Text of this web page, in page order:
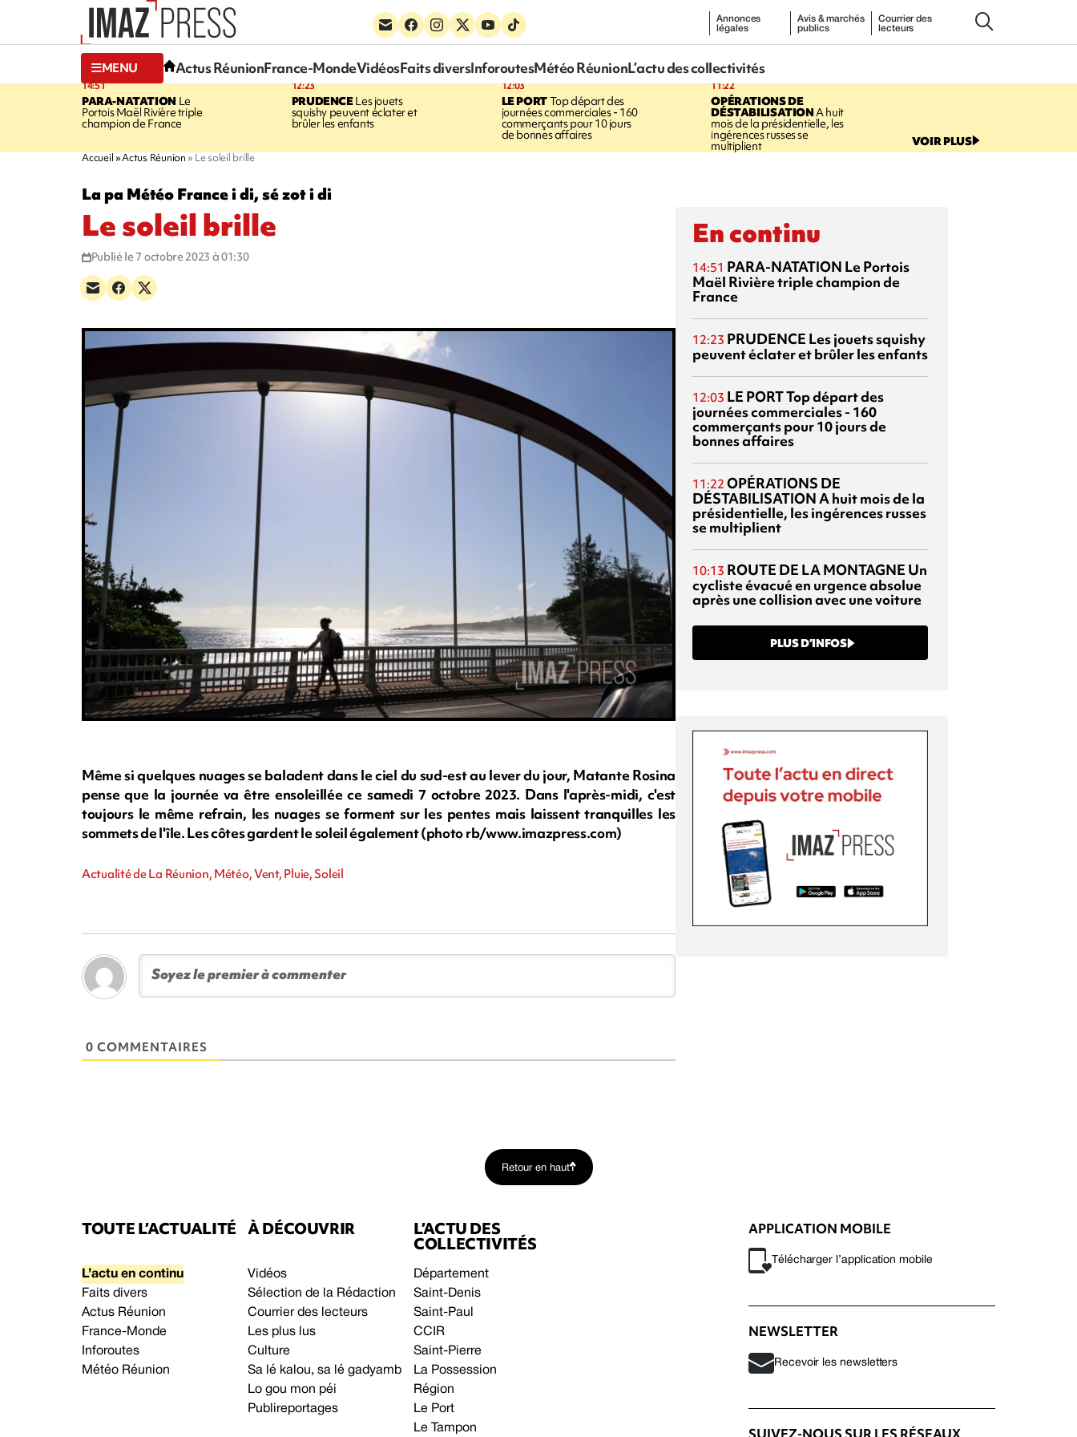
Annonces
légales
Avis & marchés
publics
Courrier des
lecteurs
MENU Actus RéunionFrance-MondeVidéosFaits diversInforoutesMétéo RéunionL’actu des collectivités
14:51
PARA-NATATIONLe
Portois Maël Rivière triple
champion de France
12:23
PRUDENCELes jouets
squishy peuvent éclater et
brûler les enfants
12:03
LE PORTTop départ des
journées commerciales - 160
commerçants pour 10 jours
de bonnes affaires
11:22
OPÉRATIONS DE
DÉSTABILISATIONA huit
mois de la présidentielle, les
ingérences russes se
multiplient VOIR PLUS
Accueil Actus Réunion Le soleil brille
La pa Météo France i di, sé zot i di
Le soleil brille
Publié le 7 octobre 2023 à 01:30
Même si quelques nuages se baladent dans le ciel du sud-est au lever du jour, Matante Rosina
pense que la journée va être ensoleillée ce samedi 7 octobre 2023. Dans l'après-midi, c'est
toujours le même refrain, les nuages se forment sur les pentes mais laissent tranquilles les
sommets de l'île. Les côtes gardent le soleil également (photo rb/www.imazpress.com)
Actualité de La Réunion, Météo, Vent, Pluie, Soleil
0 COMMENTAIRES
En continu
14:51 PARA-NATATION Le Portois
Maël Rivière triple champion de
France
12:23 PRUDENCE Les jouets squishy
peuvent éclater et brûler les enfants
12:03 LE PORTTop départ des
journées commerciales - 160
commerçants pour 10 jours de
bonnes affaires
11:22 OPÉRATIONS DE
DÉSTABILISATIONA huit mois de la
présidentielle, les ingérences russes
se multiplient
10:13 ROUTE DE LA MONTAGNE Un
cycliste évacué en urgence absolue
après une collision avec une voiture
PLUS D’INFOS
Retour en haut
TOUTE L’ACTUALITÉ
L’actu en continu
Faits divers
Actus Réunion
France-Monde
Inforoutes
Météo Réunion
À DÉCOUVRIR
Vidéos
Sélection de la Rédaction
Courrier des lecteurs
Les plus lus
Culture
Sa lé kalou, sa lé gadyamb
Lo gou mon péi
Publireportages
L’ACTU DES
COLLECTIVITÉS
Département
Saint-Denis
Saint-Paul
CCIR
Saint-Pierre
La Possession
Région
Le Port
Le Tampon
APPLICATION MOBILE
Télécharger l’application mobile
NEWSLETTER
Recevoir les newsletters